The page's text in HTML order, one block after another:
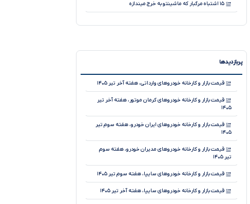
۱۵ اشتباه مرگبار که ماشینتو به خرج میندازه
است؟
نقد و بررسی جامع کیا K۴
خودروهای هیبریدی؛ نجات‌دهنده محیط‌زیست یا دردسر
جدید برای رانندگان؟
نقد و بررسی جامع هیوندای توسان L ۱.۵ توربو
می‌شود؟
پربازدیدها
قیمت بازار و کارخانه خودروهای وارداتی، هفته آخر تیر ۱۴۰۵
قیمت بازار و کارخانه خودروهای کرمان موتور، هفته آخر تیر
۱۴۰۵
قیمت بازار و کارخانه خودروهای ایران خودرو، هفته سوم تیر
۱۴۰۵
قیمت بازار و کارخانه خودروهای مدیران خودرو، هفته سوم
تیر ۱۴۰۵
قیمت بازار و کارخانه خودروهای سایپا، هفته سوم تیر ۱۴۰۵
قیمت بازار و کارخانه خودروهای سایپا، هفته آخر تیر ۱۴۰۵